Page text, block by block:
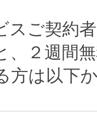
スご契約
、２週間
方は以下